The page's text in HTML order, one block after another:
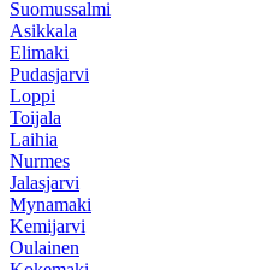
Suomussalmi
Asikkala
Elimaki
Pudasjarvi
Loppi
Toijala
Laihia
Nurmes
Jalasjarvi
Mynamaki
Kemijarvi
Oulainen